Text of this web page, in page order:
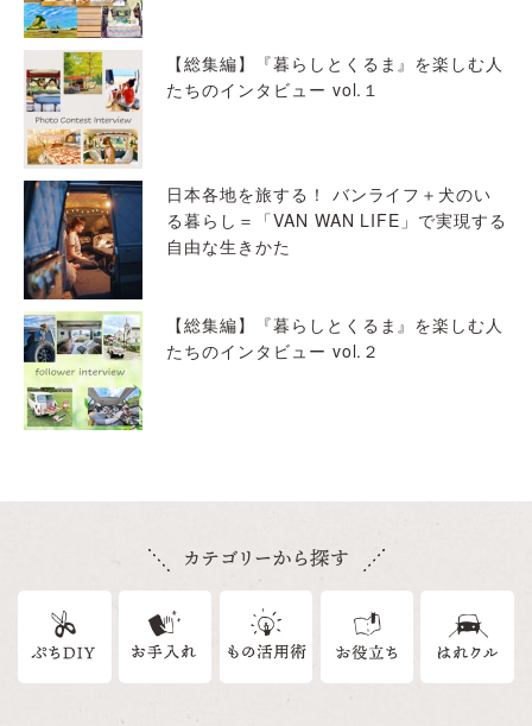
【総集編】『暮らしとくるま』を楽しむ人
たちのインタビュー vol.１
日本各地を旅する！ バンライフ＋犬のい
る暮らし＝「VAN WAN LIFE」で実現する
自由な生きかた
【総集編】『暮らしとくるま』を楽しむ人
たちのインタビュー vol.２